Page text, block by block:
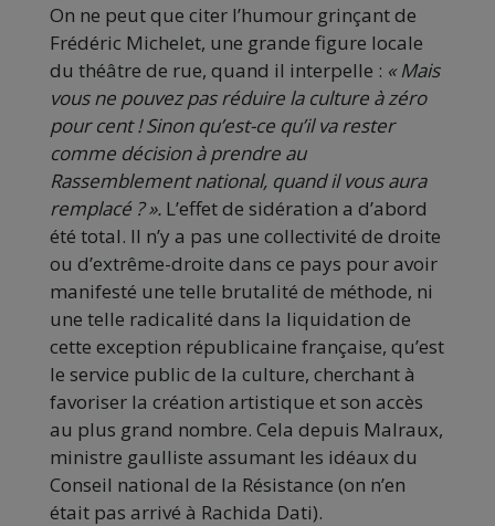
On ne peut que citer l’humour grinçant de
Frédéric Michelet, une grande figure locale
du théâtre de rue, quand il interpelle : « Mais
vous ne pouvez pas réduire la culture à zéro
pour cent ! Sinon qu’est-ce qu’il va rester
comme décision à prendre au
Rassemblement national, quand il vous aura
remplacé ? ». L’effet de sidération a d’abord
été total. Il n’y a pas une collectivité de droite
ou d’extrême-droite dans ce pays pour avoir
manifesté une telle brutalité de méthode, ni
une telle radicalité dans la liquidation de
cette exception républicaine française, qu’est
le service public de la culture, cherchant à
favoriser la création artistique et son accès
au plus grand nombre. Cela depuis Malraux,
ministre gaulliste assumant les idéaux du
Conseil national de la Résistance (on n’en
était pas arrivé à Rachida Dati).